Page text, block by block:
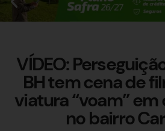
VÍDEO:
BH tem cena de
viatura “voam”
no bairro